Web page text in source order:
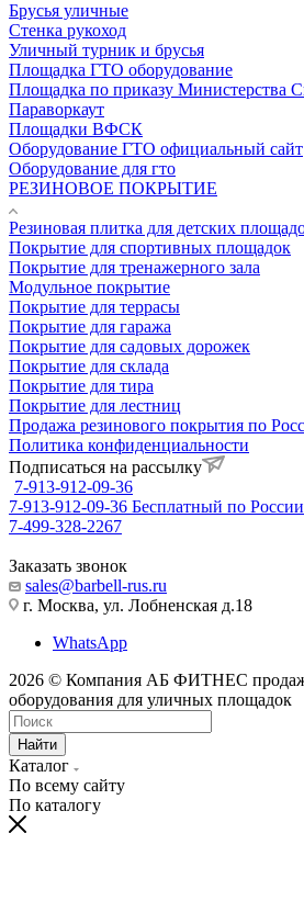
Брусья уличные
Стенка рукоход
Уличный турник и брусья
Площадка ГТО оборудование
Площадка по приказу Министерства
Параворкаут
Площадки ВФСК
Оборудование ГТО официальный сайт
Оборудование для гто
РЕЗИНОВОЕ ПОКРЫТИЕ
Резиновая плитка для детских
Покрытие для спортивных площадок
Покрытие для тренажерного зала
Модульное покрытие
Покрытие для террасы
Покрытие для гаража
Покрытие для садовых дорожек
Покрытие для склада
Покрытие для тира
Покрытие для лестниц
Продажа резинового покрытия по
Политика конфиденциальности
Подписаться на рассылку
7-913-912-09-36
7-913-912-09-36 Бесплатный по России
7-499-328-2267
Заказать звонок
sales@barbell-rus.ru
г. Москва, ул. Лобненская д.18
WhatsApp
2026 © Компания АБ ФИТНЕС
оборудования для уличных площадок
Найти
Каталог
По всему сайту
По каталогу